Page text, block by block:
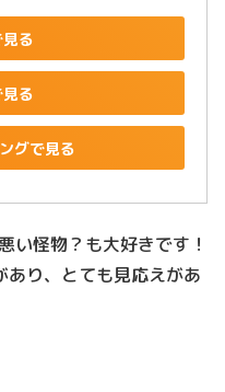
る
る
グで見る
い怪物？も大好きです！
り、とても見応えがあ